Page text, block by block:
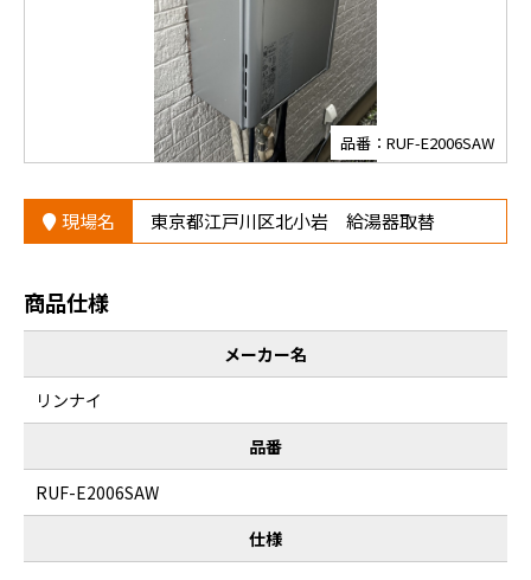
品番：RUF-E2006SAW
現場名 東京都江戸川区北小岩 給湯器取替
商品仕様
メーカー名
リンナイ
品番
RUF-E2006SAW
仕様